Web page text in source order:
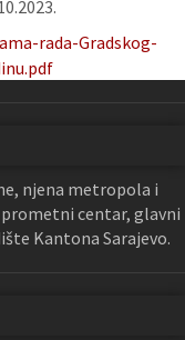
rada-Gradskog-
njena metropola i
centar, glavni
Kantona Sarajevo.